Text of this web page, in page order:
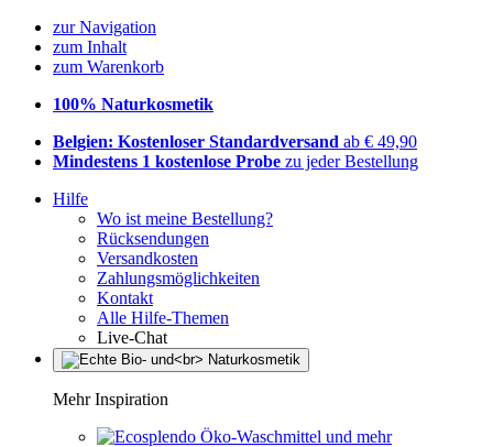
zur Navigation
zum Inhalt
zum Warenkorb
100% Naturkosmetik
Belgien: Kostenloser Standardversand ab € 49,90
Mindestens 1 kostenlose Probe zu jeder Bestellung
Hilfe
Wo ist meine Bestellung?
Rücksendungen
Versandkosten
Zahlungsmöglichkeiten
Kontakt
Alle Hilfe-Themen
Live-Chat
Mehr Inspiration
Öko-Waschmittel und mehr